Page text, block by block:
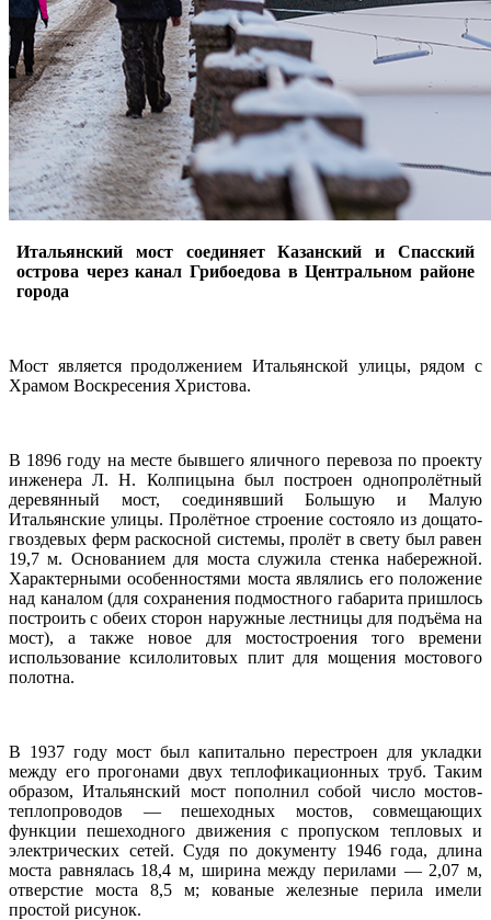
Итальянский мост соединяет Казанский и Спасский
острова через канал Грибоедова в Центральном районе
города
Мост является продолжением Итальянской улицы, рядом с
Храмом Воскресения Христова.
В 1896 году на месте бывшего яличного перевоза по проекту
инженера Л. Н. Колпицына был построен однопролётный
деревянный мост, соединявший Большую и Малую
Итальянские улицы. Пролётное строение состояло из дощато-
гвоздевых ферм раскосной системы, пролёт в свету был равен
19,7 м. Основанием для моста служила стенка набережной.
Характерными особенностями моста являлись его положение
над каналом (для сохранения подмостного габарита пришлось
построить с обеих сторон наружные лестницы для подъёма на
мост), а также новое для мостостроения того времени
использование ксилолитовых плит для мощения мостового
полотна.
В 1937 году мост был капитально перестроен для укладки
между его прогонами двух теплофикационных труб. Таким
образом, Итальянский мост пополнил собой число мостов-
теплопроводов — пешеходных мостов, совмещающих
функции пешеходного движения с пропуском тепловых и
электрических сетей. Судя по документу 1946 года, длина
моста равнялась 18,4 м, ширина между перилами — 2,07 м,
отверстие моста 8,5 м; кованые железные перила имели
простой рисунок.